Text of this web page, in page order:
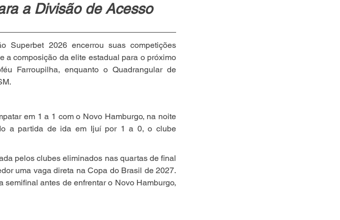
a Divisão de Acesso
Superbet 2026 encerrou suas competições
a composição da elite estadual para o próximo
Farroupilha, enquanto o Quadrangular de
em 1 a 1 com o Novo Hamburgo, na noite
a partida de ida em Ijuí por 1 a 0, o clube
pelos clubes eliminados nas quartas de final
uma vaga direta na Copa do Brasil de 2027.
antes de enfrentar o Novo Hamburgo,